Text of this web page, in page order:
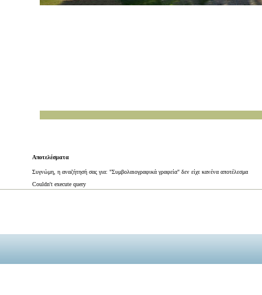
Αποτελέσματα
Συγνώμη, η αναζήτησή σας για: "Συμβολαιογραφικά γραφεία" δεν είχε κανένα αποτέλεσμα
Couldn't execute query